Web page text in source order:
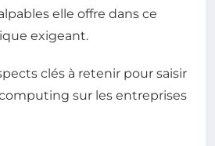
elle offre dans ce
exigeant.
clés à retenir pour saisir
sur les entreprises